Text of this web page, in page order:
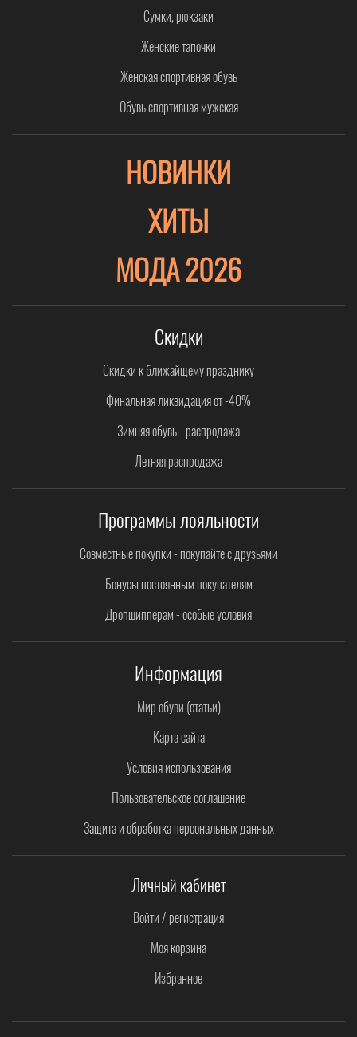
Сумки, рюкзаки
Женские тапочки
Женская спортивная обувь
Обувь спортивная мужская
НОВИНКИ
ХИТЫ
МОДА 2026
Скидки
Скидки к ближайщему празднику
Финальная ликвидация от -40%
Зимняя обувь - распродажа
Летняя распродажа
Программы лояльности
Совместные покупки - покупайте с друзьями
Бонусы постоянным покупателям
Дропшипперам - особые условия
Информация
Мир обуви (статьи)
Карта сайта
Условия использования
Пользовательское соглашение
Защита и обработка персональных данных
Личный кабинет
Войти / регистрация
Моя корзина
Избранное